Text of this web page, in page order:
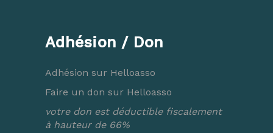
Adhésion / Don
Adhésion sur Helloasso
Faire un don sur Helloasso
votre don est déductible fiscalement
à hauteur de 66%